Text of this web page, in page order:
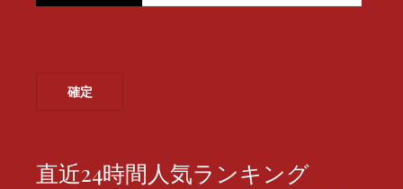
直近24時間人気ランキング